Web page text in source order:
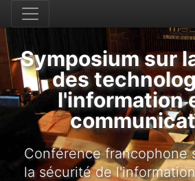
Symposium sur
des
l'information
Conférence francophone
la sécurité de